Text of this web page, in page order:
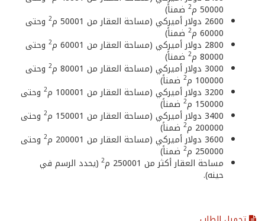
50000 م 2 ضمناً)
2600 دولار أميركي (مساحة العقار من 50001 م 2 وحتى
60000 م 2 ضمناً)
2800 دولار أميركي (مساحة العقار من 60001 م 2 وحتى
80000 م 2 ضمناً)
3000 دولار أميركي (مساحة العقار من 80001 م 2 وحتى
100000 م 2 ضمناً)
3200 دولار أميركي (مساحة العقار من 100001 م 2 وحتى
150000 م 2 ضمناً)
3400 دولار أميركي (مساحة العقار من 150001 م 2 وحتى
200000 م 2 ضمناً)
3600 دولار أميركي (مساحة العقار من 200001 م 2 وحتى
250000 م 2 ضمناً)
مساحة العقار أكثر من 250001 م 2 (يحدد الرسم في
حينه).